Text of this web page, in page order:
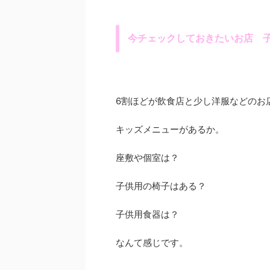
今チェックしておきたいお店
6割ほどが飲食店と少し洋服などのお
キッズメニューがあるか。
座敷や個室は？
子供用の椅子はある？
子供用食器は？
なんて感じです。